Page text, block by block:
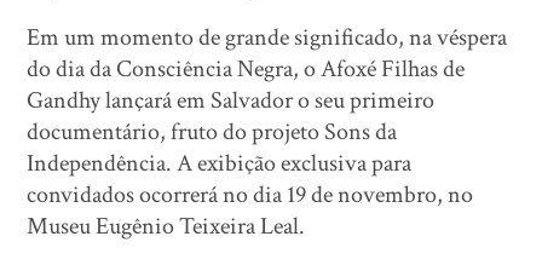
Em um momento de grande significado, na véspera
do dia da Consciência Negra, o Afoxé Filhas de
Gandhy lançará em Salvador o seu primeiro
documentário, fruto do projeto Sons da
Independência. A exibição exclusiva para
convidados ocorrerá no dia 19 de novembro, no
Museu Eugênio Teixeira Leal.